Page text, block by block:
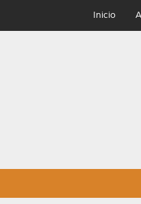
Inicio